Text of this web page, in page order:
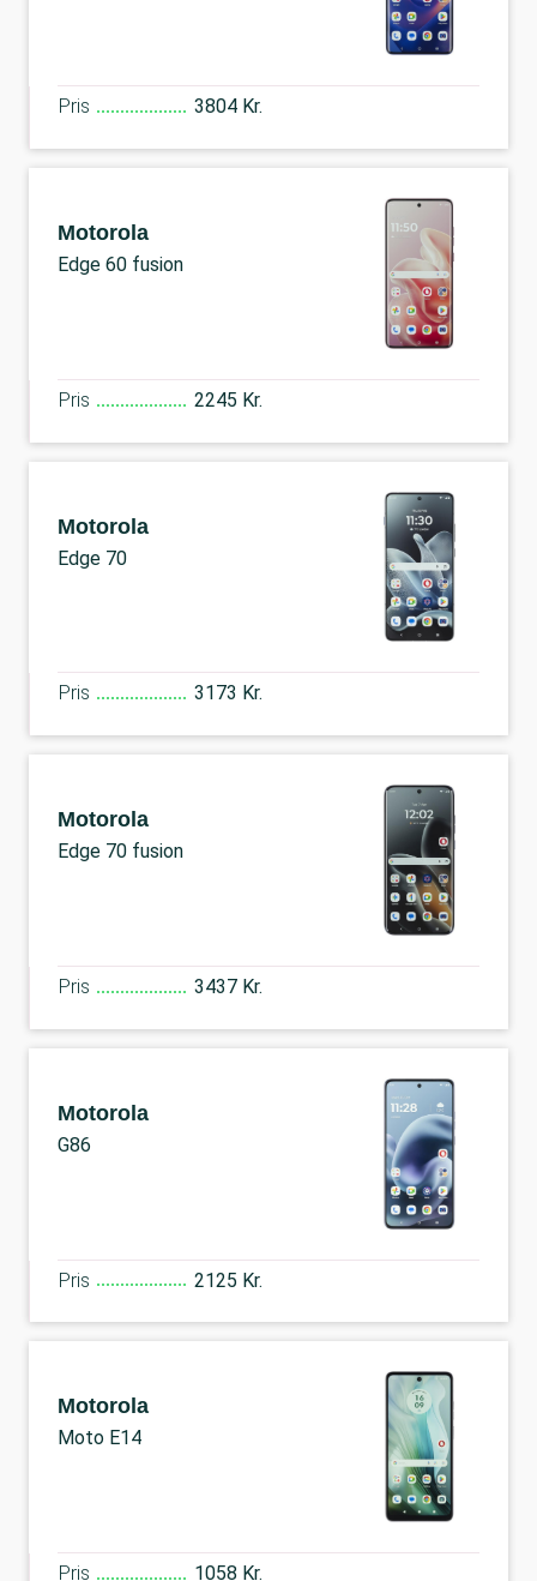
Pris 3804 Kr.
Motorola
Edge 60 fusion
Pris 2245 Kr.
Motorola
Edge 70
Pris 3173 Kr.
Motorola
Edge 70 fusion
Pris 3437 Kr.
Motorola
G86
Pris 2125 Kr.
Motorola
Moto E14
Pris 1058 Kr.